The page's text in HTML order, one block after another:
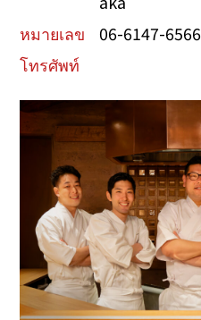
หมายเลข
โทรศัพท์
06-6147-6566